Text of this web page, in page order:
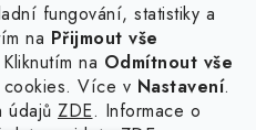
fungování, statistiky a
na Přijmout vše
na Odmítnout vše
cookies. Více v Nastavení.
údajů ZDE. Informace o